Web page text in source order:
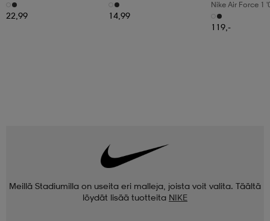
6pr-Bd
22,99
3pr
14,99
Nike Air Force 1
Shoes
119,-
Meillä Stadiumilla on useita eri malleja, joista voit valita. Täältä
löydät lisää tuotteita NIKE